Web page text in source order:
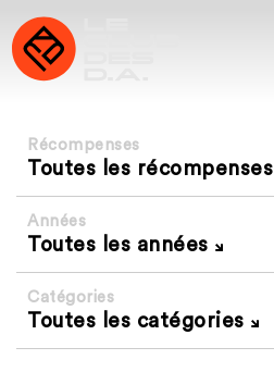
Récompenses
Toutes les récompenses
Années
Toutes les années
Catégories
Toutes les catégories